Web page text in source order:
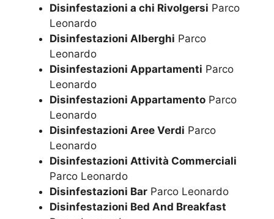
Disinfestazioni a chi Rivolgersi Parco
Leonardo
Disinfestazioni Alberghi Parco
Leonardo
Disinfestazioni Appartamenti Parco
Leonardo
Disinfestazioni Appartamento Parco
Leonardo
Disinfestazioni Aree Verdi Parco
Leonardo
Disinfestazioni Attività Commerciali
Parco Leonardo
Disinfestazioni Bar Parco Leonardo
Disinfestazioni Bed And Breakfast